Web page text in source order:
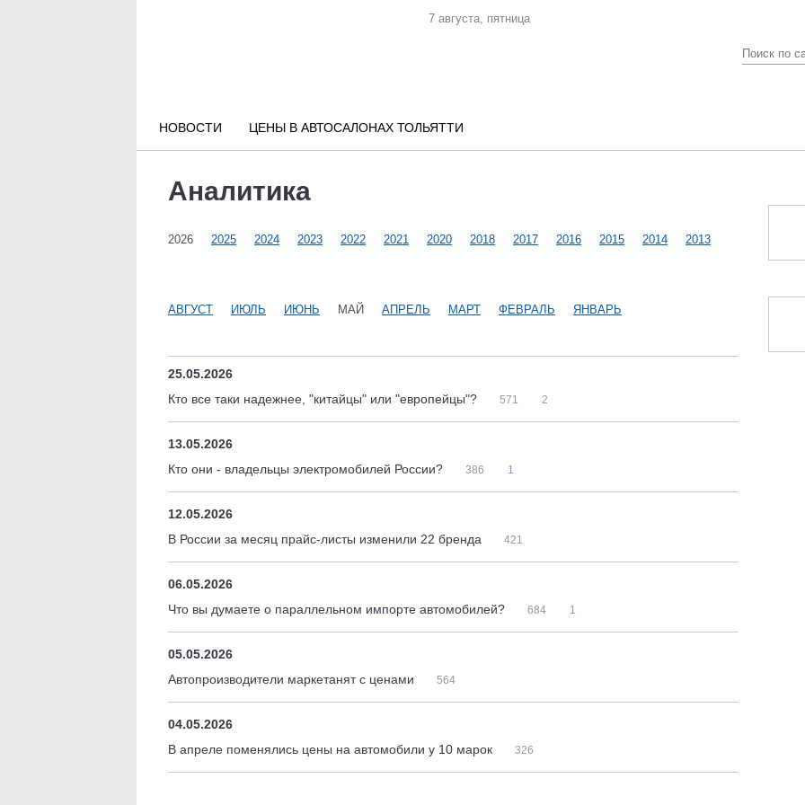
7 августа, пятница
НОВОСТИ ЦЕНЫ В АВТОСАЛОНАХ ТОЛЬЯТТИ
Аналитика
2026 2025 2024 2023 2022 2021 2020 2018 2017 2016 2015 2014 2013
АВГУСТ ИЮЛЬ ИЮНЬ МАЙ АПРЕЛЬ МАРТ ФЕВРАЛЬ ЯНВАРЬ
25.05.2026
Кто все таки надежнее, "китайцы" или "европейцы"?
571 2
13.05.2026
Кто они - владельцы электромобилей России?
386 1
12.05.2026
В России за месяц прайс-листы изменили 22 бренда
421
06.05.2026
Что вы думаете о параллельном импорте автомобилей?
684 1
05.05.2026
Автопроизводители маркетанят с ценами
564
04.05.2026
В апреле поменялись цены на автомобили у 10 марок
326